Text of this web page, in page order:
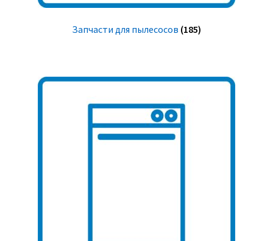
Запчасти для пылесосов (185)